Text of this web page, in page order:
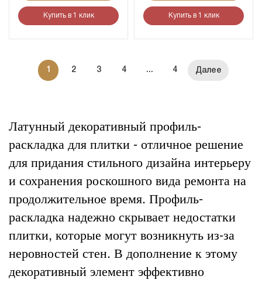
Купить в 1 клик Купить в 1 клик
1 2 3 4 ... 4
Латунный декоративный профиль-
раскладка для плитки - отличное решение
для придания стильного дизайна интерьеру
и сохранения роскошного вида ремонта на
продолжительное время. Профиль-
раскладка надежно скрывает недостатки
плитки, которые могут возникнуть из-за
неровностей стен. В дополнение к этому
декоративный элемент эффективно